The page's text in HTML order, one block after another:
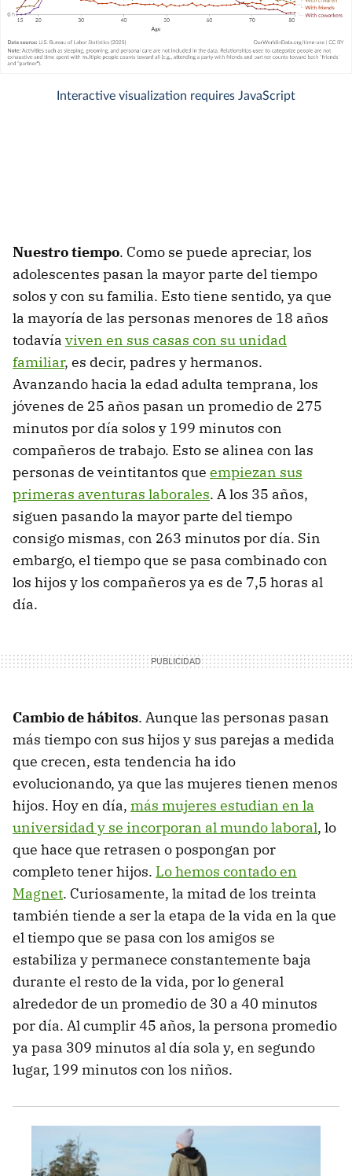
Nuestro tiempo. Como se puede apreciar, los
adolescentes pasan la mayor parte del tiempo
solos y con su familia. Esto tiene sentido, ya que
la mayoría de las personas menores de 18 años
todavía viven en sus casas con su unidad
familiar, es decir, padres y hermanos.
Avanzando hacia la edad adulta temprana, los
jóvenes de 25 años pasan un promedio de 275
minutos por día solos y 199 minutos con
compañeros de trabajo. Esto se alinea con las
personas de veintitantos que empiezan sus
primeras aventuras laborales. A los 35 años,
siguen pasando la mayor parte del tiempo
consigo mismas, con 263 minutos por día. Sin
embargo, el tiempo que se pasa combinado con
los hijos y los compañeros ya es de 7,5 horas al
día.
Cambio de hábitos. Aunque las personas pasan
más tiempo con sus hijos y sus parejas a medida
que crecen, esta tendencia ha ido
evolucionando, ya que las mujeres tienen menos
hijos. Hoy en día, más mujeres estudian en la
universidad y se incorporan al mundo laboral, lo
que hace que retrasen o pospongan por
completo tener hijos. Lo hemos contado en
Magnet. Curiosamente, la mitad de los treinta
también tiende a ser la etapa de la vida en la que
el tiempo que se pasa con los amigos se
estabiliza y permanece constantemente baja
durante el resto de la vida, por lo general
alrededor de un promedio de 30 a 40 minutos
por día. Al cumplir 45 años, la persona promedio
ya pasa 309 minutos al día sola y, en segundo
lugar, 199 minutos con los niños.